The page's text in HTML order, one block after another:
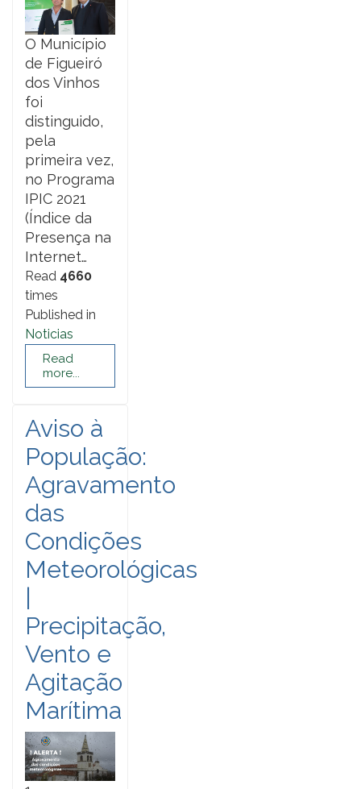
O Município
de Figueiró
dos Vinhos
foi
distinguido,
pela
primeira vez,
no Programa
IPIC 2021
(Índice da
Presença na
Internet…
Read 4660
times
Published in
Noticias
Read
more...
Aviso à
População:
Agravamento
das
Condições
Meteorológicas
Precipitação,
Vento e
Agitação
Marítima